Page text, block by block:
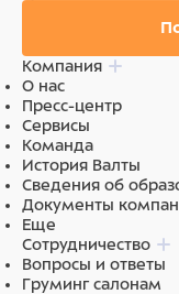
тополь 15%,
Компания
О нас
Пресс-центр
Сервисы
Команда
История Валты
Сведения об
Документы
Еще
Сотрудничество
Вопросы и ответы
Груминг салонам